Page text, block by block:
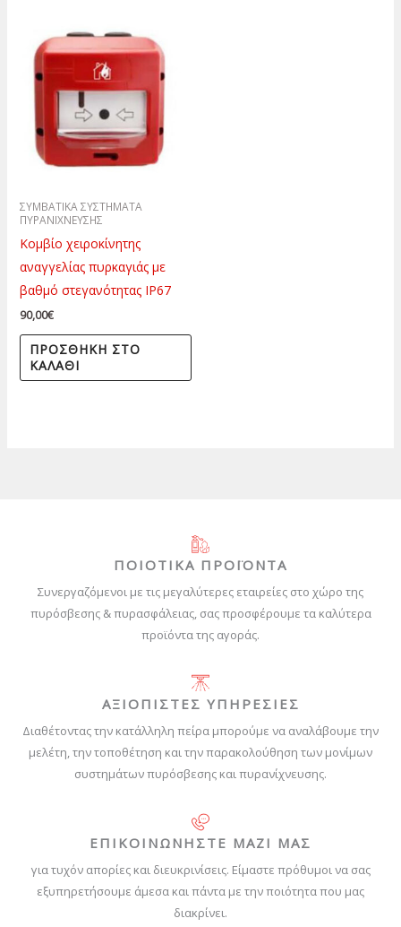
ΣΥΜΒΑΤΙΚΑ ΣΥΣΤΗΜΑΤΑ
ΠΥΡΑΝΙΧΝΕΥΣΗΣ
Κομβίο χειροκίνητης
αναγγελίας πυρκαγιάς με
βαθμό στεγανότητας ΙΡ67
90,00€
ΠΡΟΣΘΉΚΗ ΣΤΟ
ΚΑΛΆΘΙ
ΠΟΙΟΤΙΚΑ ΠΡΟΪΟΝΤΑ
Συνεργαζόμενοι με τις μεγαλύτερες εταιρείες στο χώρο της
πυρόσβεσης & πυρασφάλειας, σας προσφέρουμε τα καλύτερα
προϊόντα της αγοράς.
ΑΞΙΟΠΙΣΤΕΣ ΥΠΗΡΕΣΙΕΣ
Διαθέτοντας την κατάλληλη πείρα μπορούμε να αναλάβουμε την
μελέτη, την τοποθέτηση και την παρακολούθηση των μονίμων
συστημάτων πυρόσβεσης και πυρανίχνευσης.
ΕΠΙΚΟΙΝΩΝΗΣΤΕ ΜΑΖΙ ΜΑΣ
για τυχόν απορίες και διευκρινίσεις. Είμαστε πρόθυμοι να σας
εξυπηρετήσουμε άμεσα και πάντα με την ποιότητα που μας
διακρίνει.